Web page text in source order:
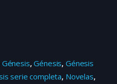
,Génesis, Génesis
serie completa, Novelas,